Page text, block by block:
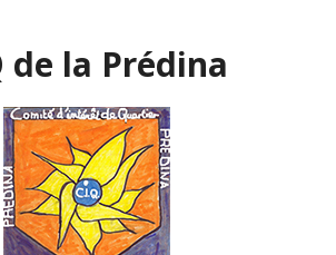
de la Prédina